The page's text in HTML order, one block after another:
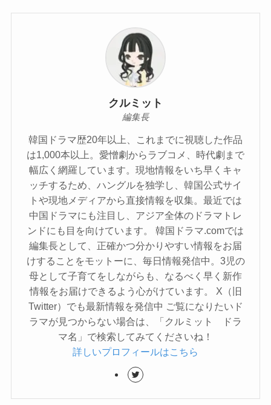
クルミット
編集長
韓国ドラマ歴20年以上、これまでに視聴した作品
は1,000本以上。愛憎劇からラブコメ、時代劇まで
幅広く網羅しています。現地情報をいち早くキャ
ッチするため、ハングルを独学し、韓国公式サイ
トや現地メディアから直接情報を収集。最近では
中国ドラマにも注目し、アジア全体のドラマトレ
ンドにも目を向けています。 韓国ドラマ.comでは
編集長として、正確かつ分かりやすい情報をお届
けすることをモットーに、毎日情報発信中。3児の
母として子育てをしながらも、なるべく早く新作
情報をお届けできるよう心がけています。 X（旧
Twitter）でも最新情報を発信中 ご覧になりたいド
ラマが見つからない場合は、「クルミット ドラ
マ名」で検索してみてくださいね！
詳しいプロフィールはこちら